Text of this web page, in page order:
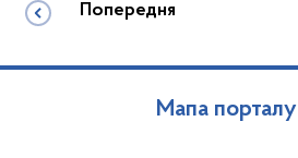
Попередня
Мапа порталу